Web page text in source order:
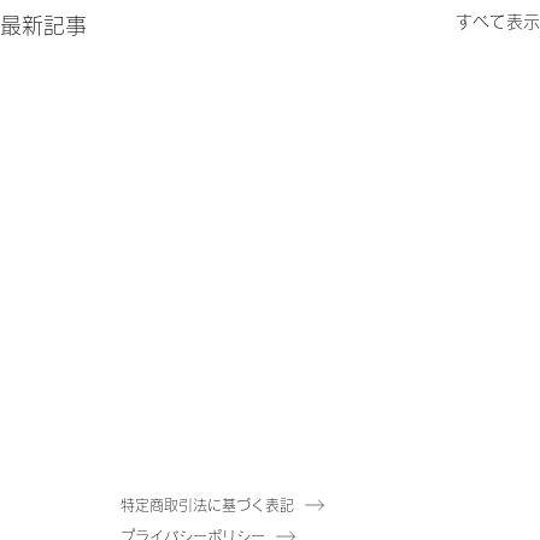
最新記事 すべて表示
特定商取引法に基づく表記
プライバシーポリシー